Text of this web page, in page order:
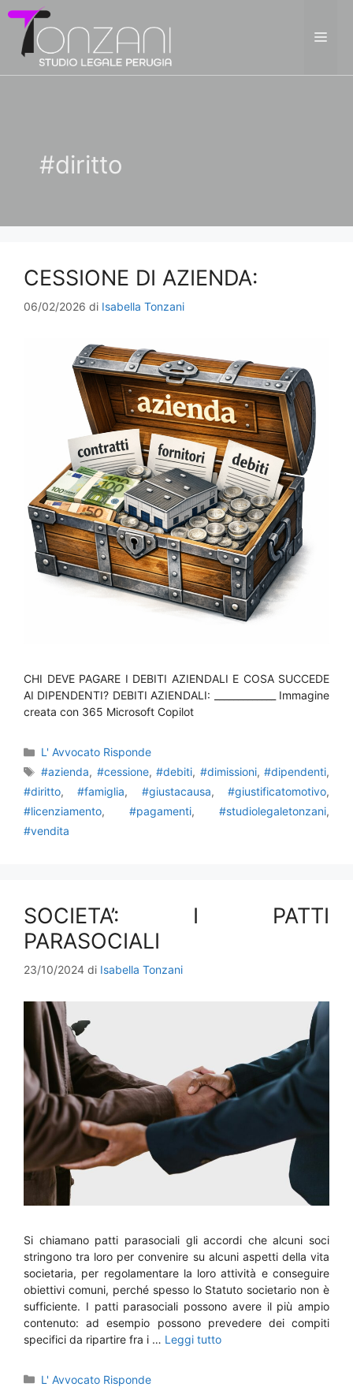
Vai
contenuto
#diritto
CESSIONE DI AZIENDA:
06/02/2026 di Isabella Tonzani
CHI DEVE PAGARE I DEBITI AZIENDALI E COSA SUCCEDE
AI DIPENDENTI? DEBITI AZIENDALI: _____________ Immagine
creata con 365 Microsoft Copilot
Categorie
L' Avvocato Risponde
Tag
#azienda, #cessione,#debiti, #dimissioni,#dipendenti,
#diritto,#famiglia, #giustacausa,#giustificatomotivo,
#licenziamento, #pagamenti, #studiolegaletonzani,
#vendita
SOCIETA’: I PATTI
PARASOCIALI
23/10/2024 di Isabella Tonzani
Si chiamano patti parasociali gli accordi che alcuni soci
stringono tra loro per convenire su alcuni aspetti della vita
societaria, per regolamentare la loro attività e conseguire
obiettivi comuni, perché spesso lo Statuto societario non è
sufficiente. I patti parasociali possono avere il più ampio
contenuto: ad esempio possono prevedere dei compiti
specifici da ripartire fra i … Leggi tutto
Categorie
L' Avvocato Risponde